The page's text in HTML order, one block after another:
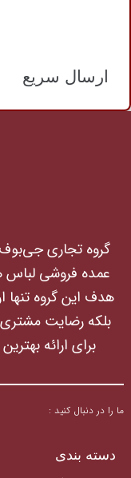
ارسال سریع
عمده فروشی لباس
هدف این گروه تنها
بلکه رضایت مشتری
برای ارائه
ما را در دنبال کنید :
دسته بندی